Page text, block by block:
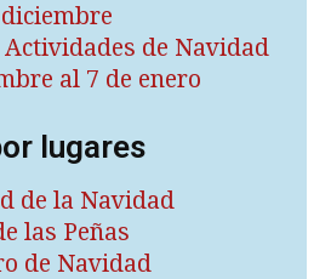
de Navidad
al 7 de enero
lugares
de la Navidad
las Peñas
de Navidad